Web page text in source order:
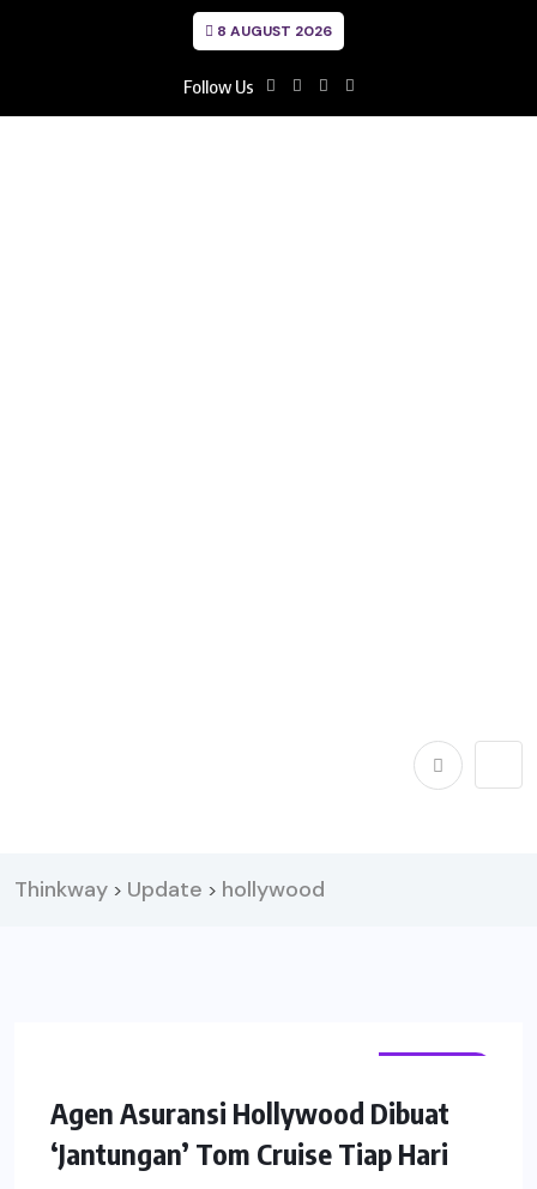
8 AUGUST 2026
Follow Us
Thinkway > Update > hollywood
Agen Asuransi Hollywood Dibuat
‘Jantungan’ Tom Cruise Tiap Hari